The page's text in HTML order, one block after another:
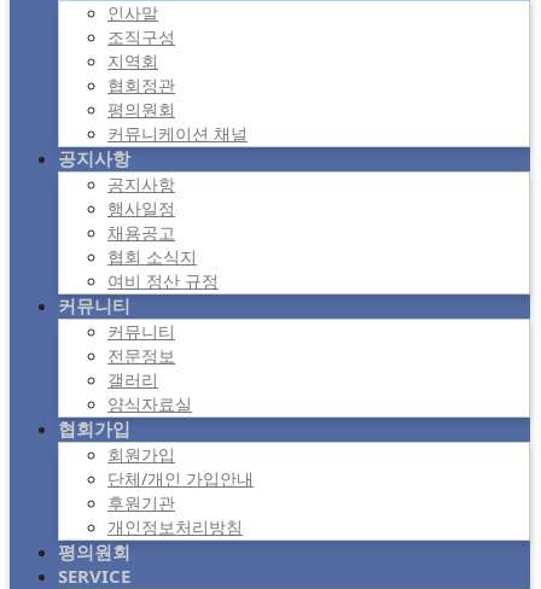
인사말
조직구성
지역회
협회정관
평의원회
커뮤니케이션 채널
공지사항
공지사항
행사일정
채용공고
협회 소식지
여비 정산 규정
커뮤니티
커뮤니티
전문정보
갤러리
양식자료실
협회가입
회원가입
단체/개인 가입안내
후원기관
개인정보처리방침
평의원회
SERVICE